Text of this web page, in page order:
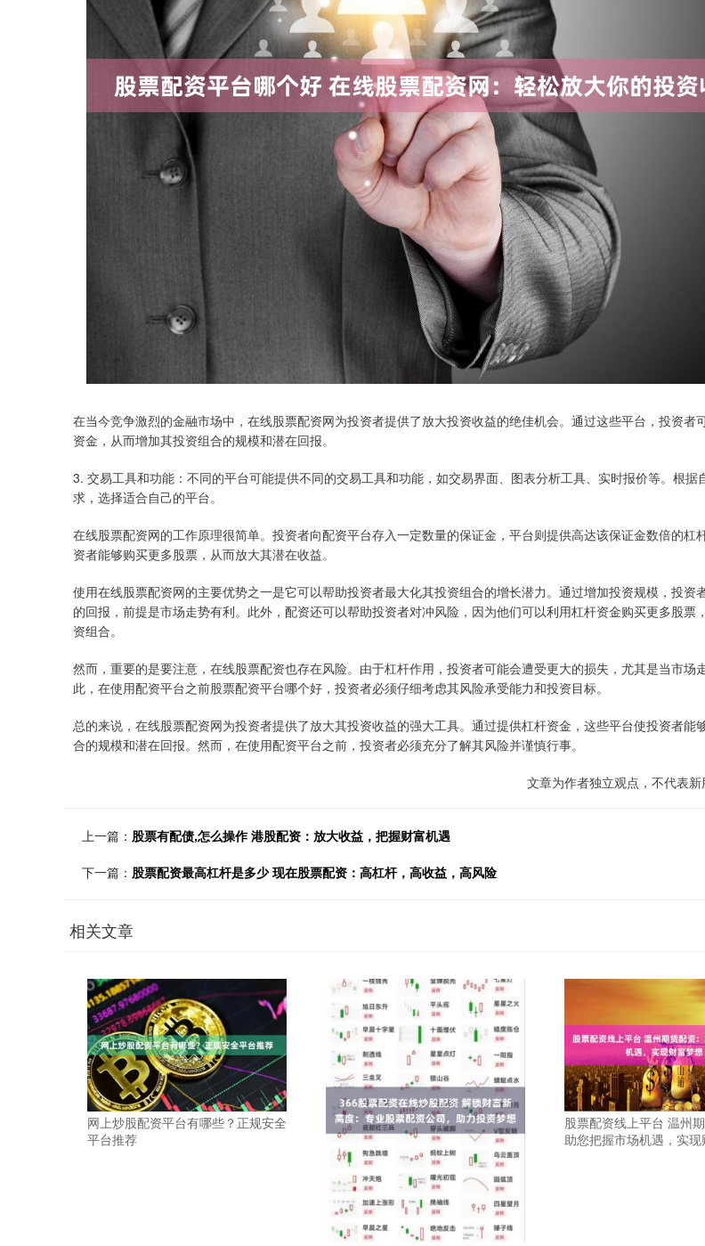
在当今竞争激烈的金融市场中，在线股票配资网为投资者提供了放大投资收益的绝佳机会。通过这些平台，投资者
资金，从而增加其投资组合的规模和潜在回报。
3. 交易工具和功能：不同的平台可能提供不同的交易工具和功能，如交易界面、图表分析工具、实时报价等。根据
求，选择适合自己的平台。
在线股票配资网的工作原理很简单。投资者向配资平台存入一定数量的保证金，平台则提供高达该保证金数倍的杠
资者能够购买更多股票，从而放大其潜在收益。
使用在线股票配资网的主要优势之一是它可以帮助投资者最大化其投资组合的增长潜力。通过增加投资规模，投资
的回报，前提是市场走势有利。此外，配资还可以帮助投资者对冲风险，因为他们可以利用杠杆资金购买更多股票
资组合。
然而，重要的是要注意，在线股票配资也存在风险。由于杠杆作用，投资者可能会遭受更大的损失，尤其是当市场
此，在使用配资平台之前股票配资平台哪个好，投资者必须仔细考虑其风险承受能力和投资目标。
总的来说，在线股票配资网为投资者提供了放大其投资收益的强大工具。通过提供杠杆资金，这些平台使投资者能
合的规模和潜在回报。然而，在使用配资平台之前，投资者必须充分了解其风险并谨慎行事。
文章为作者独立观点，不代表
上一篇： 股票有配债,怎么操作 港股配资：放大收益，把握财富机遇
下一篇： 股票配资最高杠杆是多少 现在股票配资：高杠杆，高收益，高风险
相关文章
网上炒股配资平台有哪些？正规安全
平台推荐
股票配资线上平台 温州
助您把握市场机遇，实现